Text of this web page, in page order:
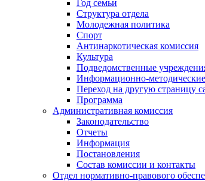
Год семьи
Структура отдела
Молодежная политика
Спорт
Антинаркотическая комиссия
Культура
Подведомственные
Информационно-
Переход на другую страницу
Программа
Административная комиссия
Законодательство
Отчеты
Информация
Постановления
Состав комиссии и контакты
Отдел нормативно-правового